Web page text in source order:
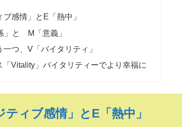
感情」とE「熱中」
」と M「意義」
つ、V「バイタリティ」
Vitality」バイタリティーでより幸福に
ィブ感情」とE「熱中」